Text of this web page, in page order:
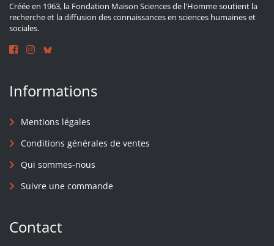
Créée en 1963, la Fondation Maison Sciences de l'Homme soutient la
recherche et la diffusion des connaissances en sciences humaines et
sociales.
Informations
Mentions légales
Conditions générales de ventes
Qui sommes-nous
Suivre une commande
Contact